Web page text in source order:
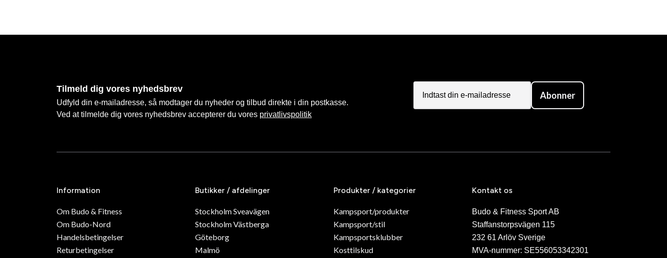
Tilmeld dig vores nyhedsbrev
Udfyld din e-mailadresse, så modtager du nyheder og tilbud direkte i din postkasse.
Ved at tilmelde dig vores nyhedsbrev accepterer du vores privatlivspolitik
Abonner
Information
Om Budo & Fitness
Om Budo-Nord
Handelsbetingelser
Returbetingelser
Butikker / afdelinger
Stockholm Sveavägen
Stockholm Västberga
Göteborg
Malmö
Produkter / kategorier
Kampsport/produkter
Kampsport/stil
Kampsportsklubber
Kosttilskud
Kontakt os
Budo & Fitness Sport AB
Staffanstorpsvägen 115
232 61 Arlöv Sverige
MVA-nummer: SE556053342301